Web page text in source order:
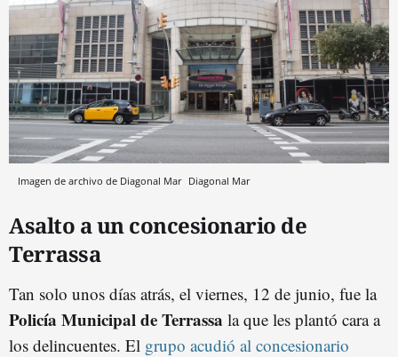
Imagen de archivo de Diagonal Mar Diagonal Mar
Asalto a un concesionario de
Terrassa
Tan solo unos días atrás, el viernes, 12 de junio, fue la
Policía Municipal de Terrassa la que les plantó cara a
los delincuentes. El grupo acudió al concesionario